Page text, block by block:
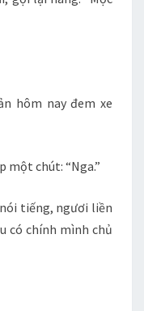
hôm nay đem xe
một chút: “Nga.”
tiếng, ngươi liền
có chính mình chủ